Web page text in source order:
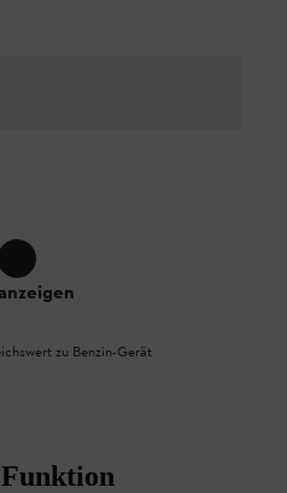
zu Benzin-Gerät